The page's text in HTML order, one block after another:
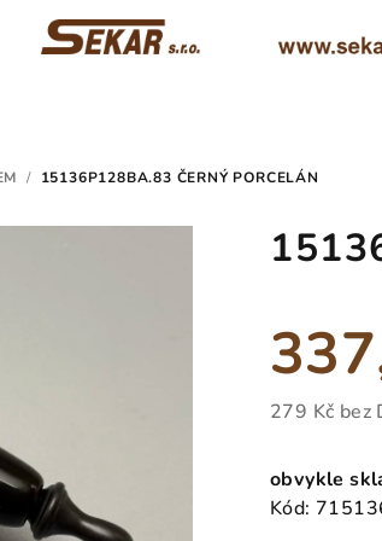
/ 15136P128BA.83 ČERNÝ PORCELÁN
279 Kč bez
cena:
obvykle
Kód: